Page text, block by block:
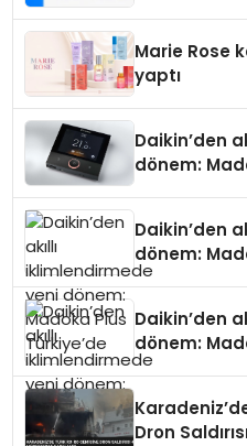
Marie Rose
yaptı
Daikin’den
dönem:
Daikin’den
dönem:
Daikin’den
dönem:
Dron